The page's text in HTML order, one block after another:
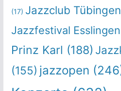
(17) Jazzclub Tübingen
Jazzfestival Esslingen
Prinz Karl (188)
(155) jazzopen